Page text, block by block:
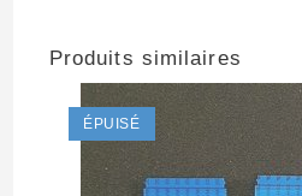
Produits similaires
ÉPUISÉ